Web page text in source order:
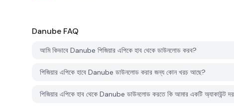
Danube FAQ
আমি কিভাবে Danube পিজিয়ার এপিকে হাব থেকে ডাউনলোড করব?
পিজিয়ার এপিকে হাবে Danube ডাউনলোড করার জন্য কোন খরচ আছে?
পিজিয়ার এপিকে হাব থেকে Danube ডাউনলোড করতে কি আমার একটি অ্যাকাউন্ট